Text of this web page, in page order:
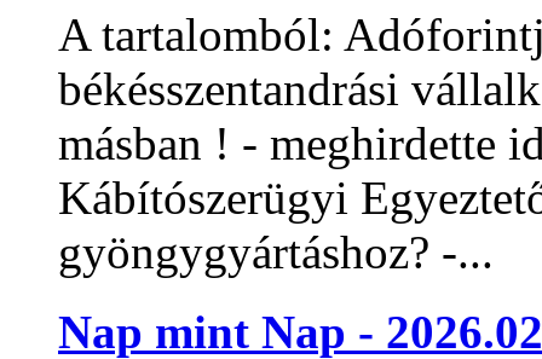
A tartalomból:
békésszentandrási
másban ! - meghirdette
Kábítószerügyi
gyöngygyártáshoz? -...
Nap mint Nap -